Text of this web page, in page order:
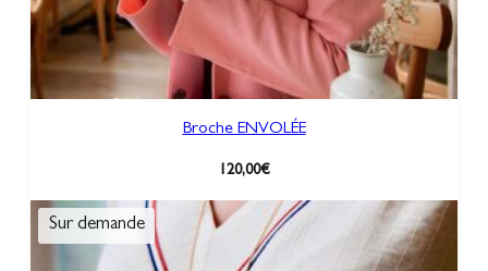
Broche ENVOLÉE
120,00€